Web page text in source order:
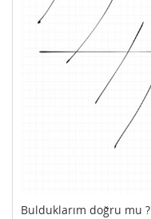
Bulduklarım doğru mu ?